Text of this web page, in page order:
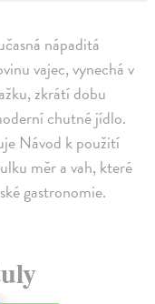
nápaditá
vajec, vynechá v
zkrátí dobu
chutné jídlo.
Návod k použití
měr a vah, které
gastronomie.